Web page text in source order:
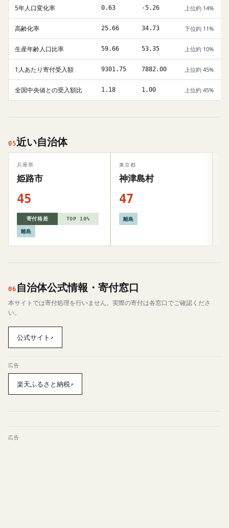
5年人口変化率 0.63 -5.26 上位約 14%
高齢化率 25.66 34.73 下位約 11%
生産年齢人口比率 59.66 53.35 上位約 10%
1人あたり寄付受入額 9301.75 7882.00 上位約 45%
全国中央値との受入額比 1.18 1.00 上位約 45%
05近い自治体
兵庫県
姫路市
45
寄付格差 TOP 10%
離島
東京都
神津島村
47
離島
06 自治体公式情報・寄付窓口
本サイトでは寄付処理を行いません。実際の寄付は各窓口でご確認くださ
い。
公式サイト ↗
広告
楽天ふるさと納税↗
広告